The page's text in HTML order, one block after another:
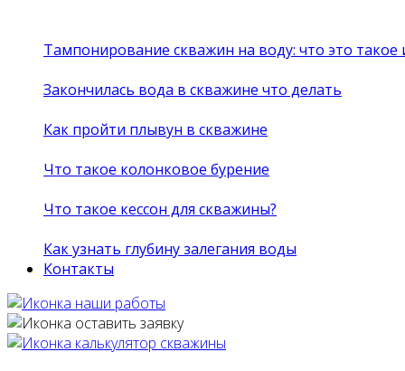
Тампонирование скважин на воду: что это такое
Закончилась вода в скважине что делать
Как пройти плывун в скважине
Что такое колонковое бурение
Что такое кессон для скважины?
Как узнать глубину залегания воды
Контакты